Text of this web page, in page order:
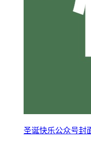
圣诞快乐公众号封